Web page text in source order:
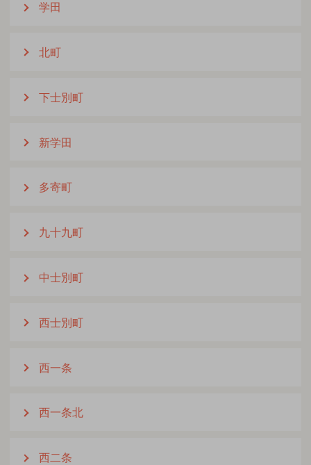
学田
北町
下士別町
新学田
多寄町
九十九町
中士別町
西士別町
西一条
西一条北
西二条